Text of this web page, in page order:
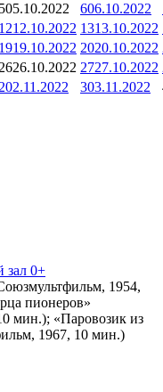
505.10.2022 606.10.2022
1212.10.2022 1313.10.2022
1919.10.2022 2020.10.2022
2626.10.2022 2727.10.2022
202.11.2022 303.11.2022
зал 0+
1954,
пионеров»
мин.); «Паровозик из
1967, 10 мин.)